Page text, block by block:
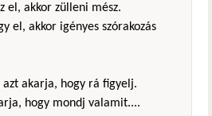
el, akkor zülleni mész.
el, akkor igényes szórakozás
azt akarja, hogy rá figyelj.
hogy mondj valamit....